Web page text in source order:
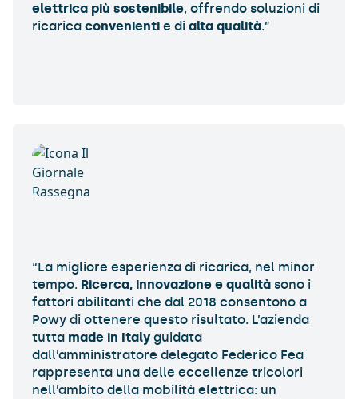
elettrica più sostenibile, offrendo soluzioni di
ricarica convenienti e di alta qualità.”
“La migliore esperienza di ricarica, nel minor
tempo. Ricerca, innovazione e qualità sono i
fattori abilitanti che dal 2018 consentono a
Powy di ottenere questo risultato. L’azienda
tutta made in Italy guidata
dall’amministratore delegato Federico Fea
rappresenta una delle eccellenze tricolori
nell’ambito della mobilità elettrica: un